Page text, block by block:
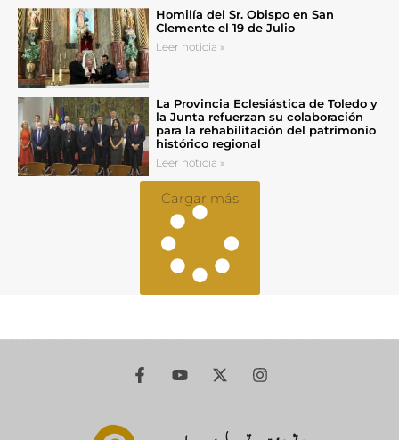
Homilía del Sr. Obispo en San
Clemente el 19 de Julio
Leer noticia »
La Provincia Eclesiástica de Toledo y
la Junta refuerzan su colaboración
para la rehabilitación del patrimonio
histórico regional
Leer noticia »
Cargar más